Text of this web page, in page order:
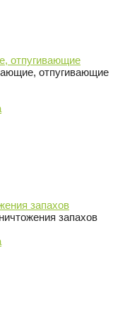
отпугивающие
отпугивающие
запахов
запахов